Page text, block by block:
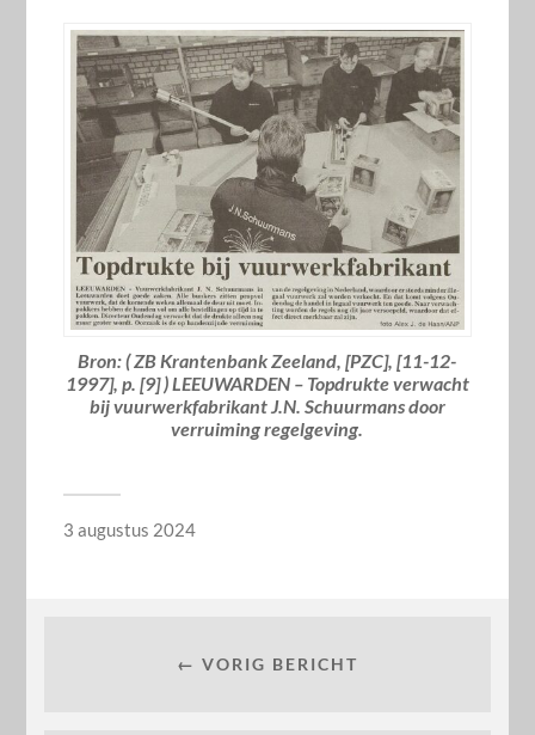
Bron: ( ZB Krantenbank Zeeland, [PZC], [11-12-
1997], p. [9] ) LEEUWARDEN – Topdrukte verwacht
bij vuurwerkfabrikant J.N. Schuurmans door
verruiming regelgeving.
3 augustus 2024
← VORIG BERICHT